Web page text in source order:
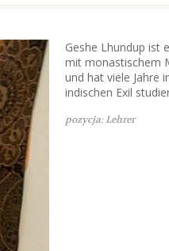
Geshe Lhundup ist
mit monastischem
und hat viele Jahre
indischen Exil
pozycja: Lehrer